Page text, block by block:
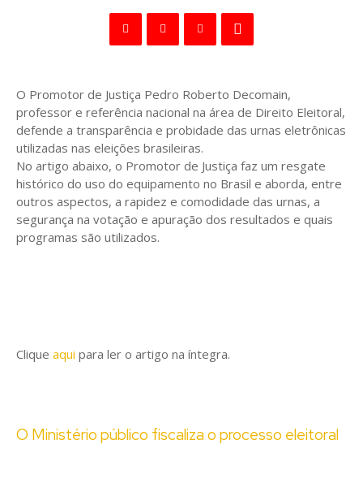
O Promotor de Justiça Pedro Roberto Decomain,
professor e referência nacional na área de Direito Eleitoral,
defende a transparência e probidade das urnas eletrônicas
utilizadas nas eleições brasileiras.
No artigo abaixo, o Promotor de Justiça faz um resgate
histórico do uso do equipamento no Brasil e aborda, entre
outros aspectos, a rapidez e comodidade das urnas, a
segurança na votação e apuração dos resultados e quais
programas são utilizados.
Clique aqui para ler o artigo na íntegra.
O Ministério público fiscaliza o processo eleitoral